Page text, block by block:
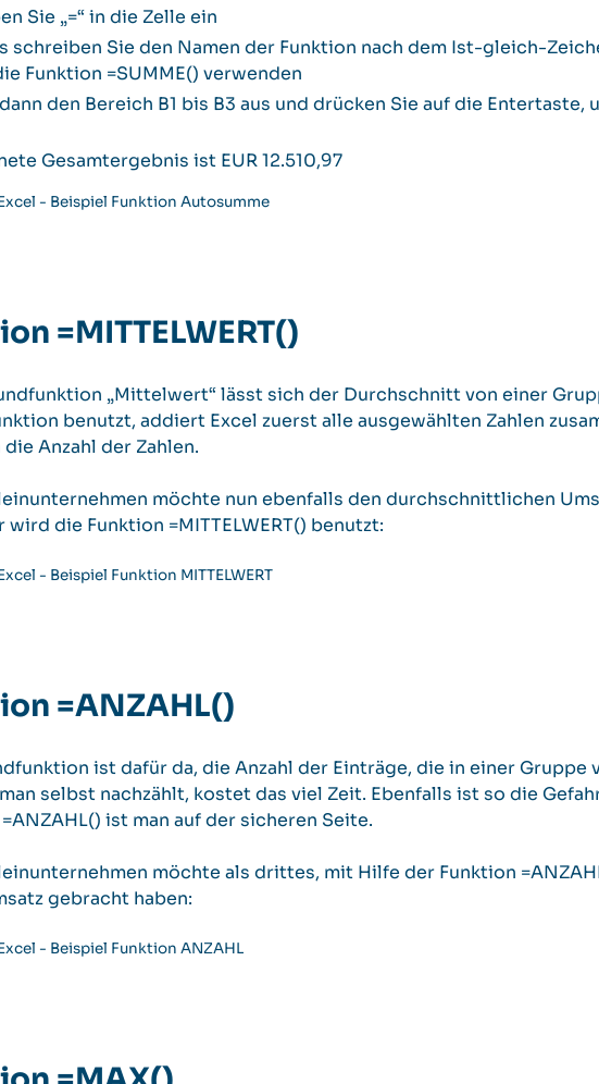
Sie „=“ in die Zelle ein
schreiben Sie den Namen der Funktion nach dem Ist-gleich-
Funktion =SUMME() verwenden
den Bereich B1 bis B3 aus und drücken Sie auf die Entertaste,
Gesamtergebnis ist EUR 12.510,97
=MITTELWERT()
„Mittelwert“ lässt sich der Durchschnitt von einer
benutzt, addiert Excel zuerst alle ausgewählten Zahlen
Anzahl der Zahlen.
möchte nun ebenfalls den durchschnittlichen
wird die Funktion =MITTELWERT() benutzt:
=ANZAHL()
ist dafür da, die Anzahl der Einträge, die in einer Gruppe
selbst nachzählt, kostet das viel Zeit. Ebenfalls ist so die
ist man auf der sicheren Seite.
möchte als drittes, mit Hilfe der Funktion
gebracht haben: